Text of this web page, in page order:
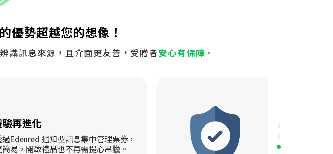
優勢超越您的想像！
識訊息來源，且介面更友善，受贈者安心有保障 。
再進化
Edenred 通知型訊息集中管理票券，
易，開啟禮品也不再需提心吊膽。